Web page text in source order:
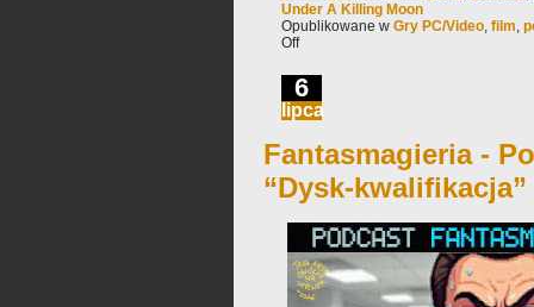
Under A Killing Moon
Opublikowane w Gry PC/Video, film,
Off
6
lipca
Fantasmagieria -
“Dysk-kwalifikacja”